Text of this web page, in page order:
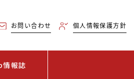
お問い合わせ 個人情報保護方針
情報誌